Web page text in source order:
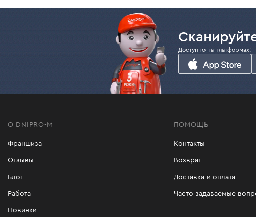
Доступно на платформах:
О DNIPRO-M
Франшиза
Отзывы
Блог
Работа
Новинки
ПОМОЩЬ
Контакты
Возврат
Доставка и оплата
Часто задаваемые